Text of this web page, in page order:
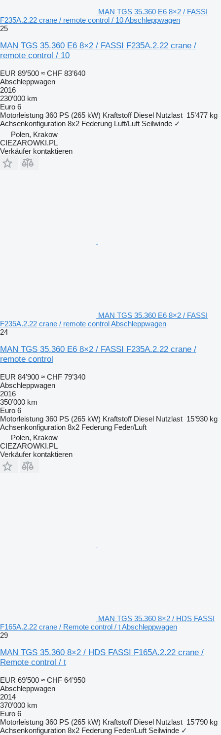
MAN TGS 35.360 E6 8×2 / FASSI
F235A.2.22 crane / remote control / 10 Abschleppwagen
25
MAN TGS 35.360 E6 8×2 / FASSI F235A.2.22 crane /
remote control / 10
EUR 89’500 ≈ CHF 83’640
Abschleppwagen
2016
230’000 km
Euro 6
Motorleistung 360 PS (265 kW) Kraftstoff Diesel Nutzlast 15’477 kg
Achsenkonfiguration 8x2 Federung Luft/Luft Seilwinde ✓
Polen, Krakow
CIEZAROWKI.PL
Verkäufer kontaktieren
MAN TGS 35.360 E6 8×2 / FASSI
F235A.2.22 crane / remote control Abschleppwagen
24
MAN TGS 35.360 E6 8×2 / FASSI F235A.2.22 crane /
remote control
EUR 84’900 ≈ CHF 79’340
Abschleppwagen
2016
350’000 km
Euro 6
Motorleistung 360 PS (265 kW) Kraftstoff Diesel Nutzlast 15’930 kg
Achsenkonfiguration 8x2 Federung Feder/Luft
Polen, Krakow
CIEZAROWKI.PL
Verkäufer kontaktieren
MAN TGS 35.360 8×2 / HDS FASSI
F165A.2.22 crane / Remote control / t Abschleppwagen
29
MAN TGS 35.360 8×2 / HDS FASSI F165A.2.22 crane /
Remote control / t
EUR 69’500 ≈ CHF 64’950
Abschleppwagen
2014
370’000 km
Euro 6
Motorleistung 360 PS (265 kW) Kraftstoff Diesel Nutzlast 15’790 kg
Achsenkonfiguration 8x2 Federung Feder/Luft Seilwinde ✓